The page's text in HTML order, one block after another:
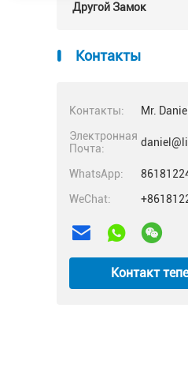
Другой Замок
Контакты
Контакты:
Mr. Daniel
Электронная
Почта:
WhatsApp:
WeChat:
Контакт